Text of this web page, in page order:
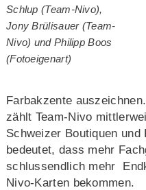
Schlup (Team-Nivo),
Jony Brülisauer (Team-
Nivo) und Philipp Boos
(Fotoeigenart)
Farbakzente
zählt Team-Nivo
Schweizer Boutiquen und
bedeutet, dass mehr
schlussendlich mehr
Nivo-Karten bekommen.